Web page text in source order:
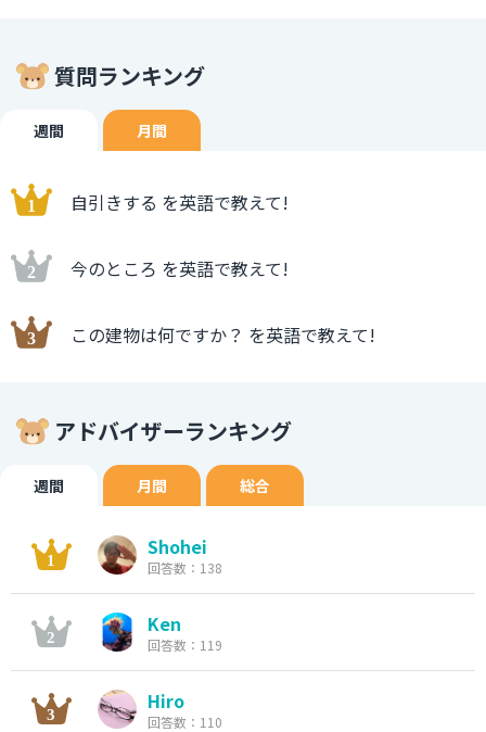
質問ランキング
週間 月間
自引きする を英語で教えて!
今のところ を英語で教えて!
この建物は何ですか？ を英語で教えて!
アドバイザーランキング
週間 月間 総合
Shohei
回答数：138
Ken
回答数：119
Hiro
回答数：110